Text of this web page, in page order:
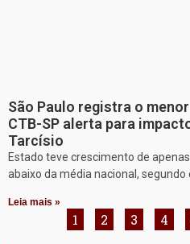
São Paulo registra o
CTB-SP alerta para
Tarcísio
Estado teve crescimento de
abaixo da média nacional, segundo
Leia mais »
1 2 3 4